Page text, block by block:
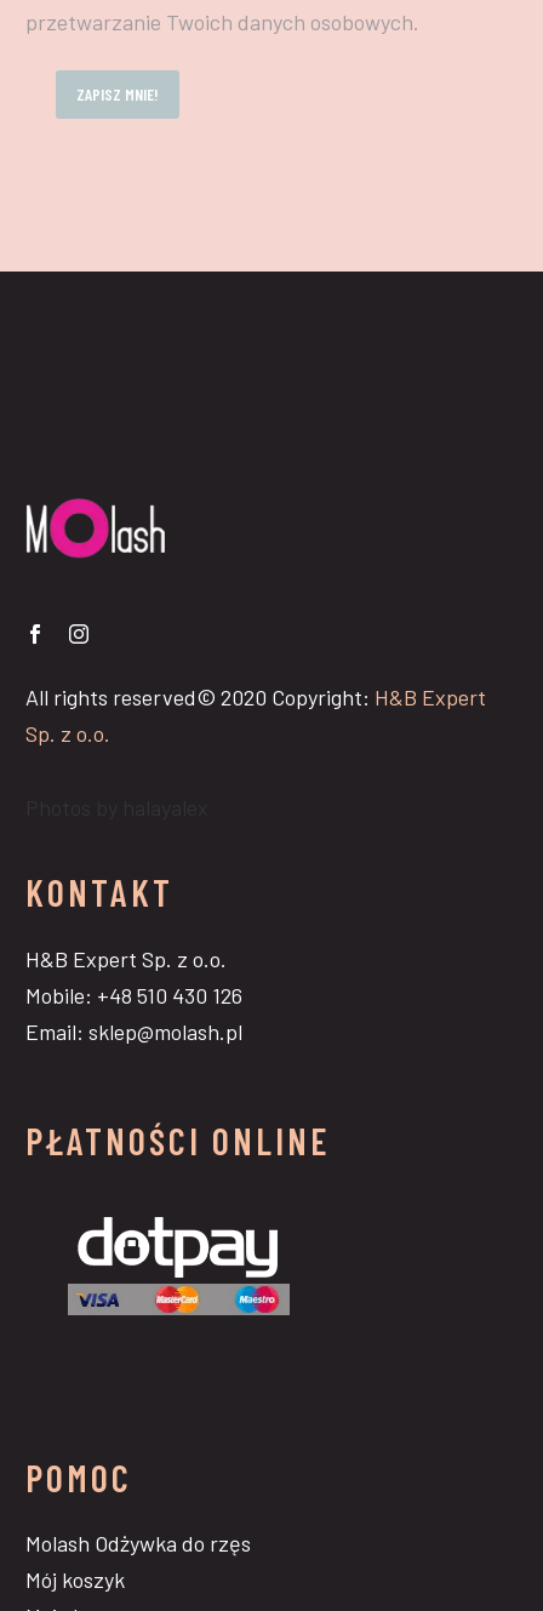
przetwarzanie Twoich danych osobowych.
All rights reserved© 2020 Copyright: H&B Expert
Sp. z o.o.
KONTAKT
H&B Expert Sp. z o.o.
Mobile: +48 510 430 126
Email: sklep@molash.pl
PŁATNOŚCI ONLINE
POMOC
Molash Odżywka do rzęs
Mój koszyk